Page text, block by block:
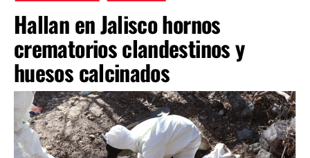
Hallan en Jalisco hornos
crematorios clandestinos y
huesos calcinados